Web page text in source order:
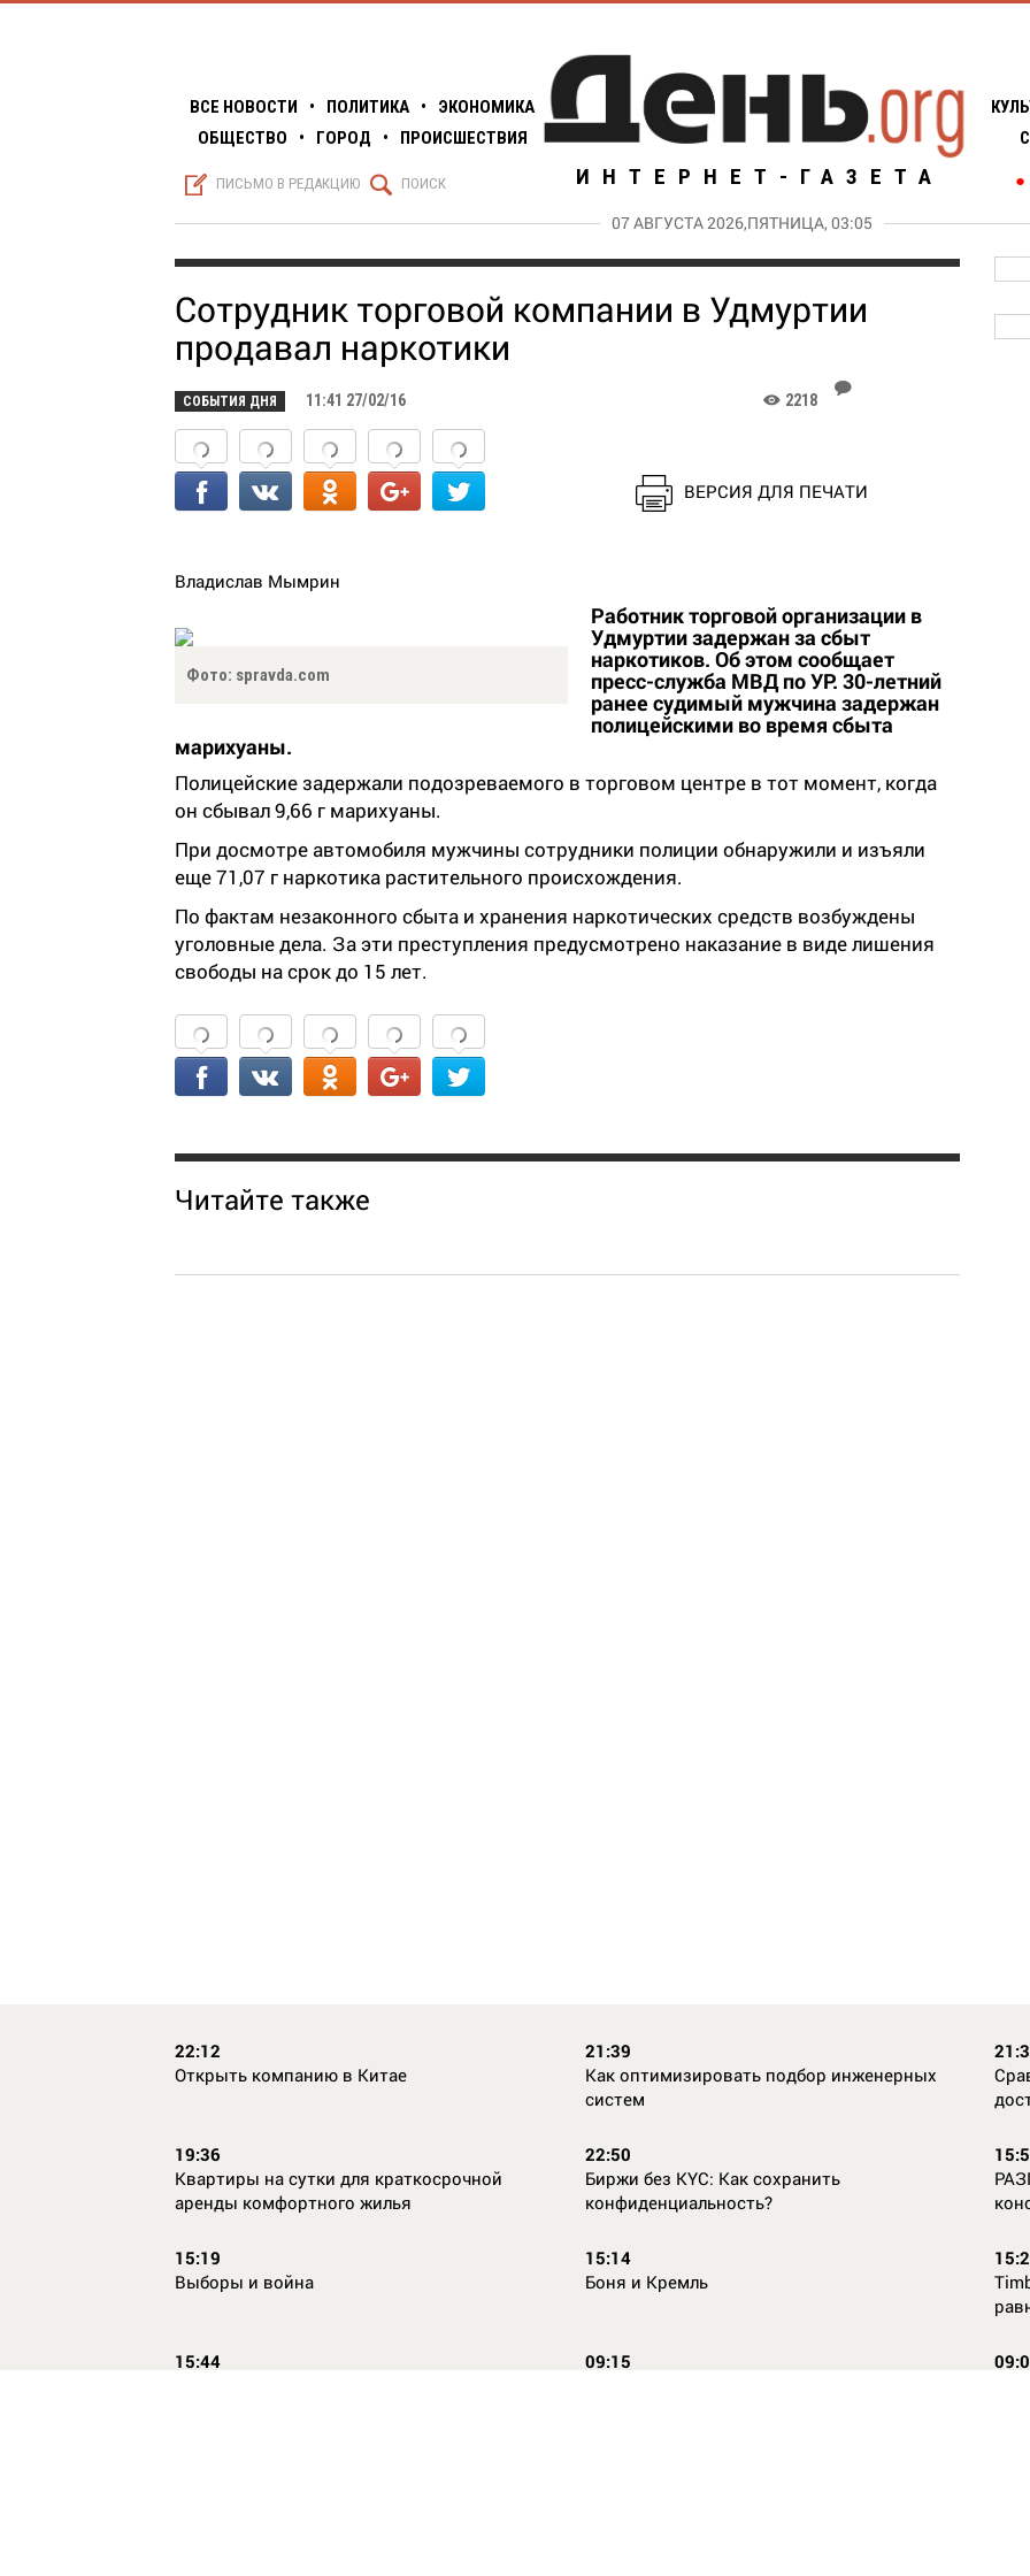
ВСЕ НОВОСТИ • ПОЛИТИКА •
ЭКОНОМИКА
ОБЩЕСТВО
• ГОРОД • ПРОИСШЕСТВИЯ
S ПИСЬМО В РЕДАКЦИЮ Q ПОИСК ИНТЕРНЕТ-ГАЗЕТА ●
07 АВГУСТА 2026,ПЯТНИЦА, 03:05
Сотрудник торговой компании в Удмуртии
продавал наркотики
СОБЫТИЯ ДНЯ 11:41 27/02/16 K 2218
J
ВЕРСИЯ ДЛЯ ПЕЧАТИ
Владислав Мымрин
Фото: spravda.com
Работник торговой организации в
Удмуртии задержан за сбыт
наркотиков. Об этом сообщает
пресс-служба МВД по УР. 30-летний
ранее судимый мужчина задержан
полицейскими во время сбыта
марихуаны.
Полицейские задержали подозреваемого в торговом центре в тот момент, когда
он сбывал 9,66 г марихуаны.
При досмотре автомобиля мужчины сотрудники полиции обнаружили и изъяли
еще 71,07 г наркотика растительного происхождения.
По фактам незаконного сбыта и хранения наркотических средств возбуждены
уголовные дела. За эти преступления предусмотрено наказание в виде лишения
свободы на срок до 15 лет.
Читайте также
22:12
Открыть компанию в Китае
21:39
Как оптимизировать подбор инженерных
систем
19:36
Квартиры на сутки для краткосрочной
аренды комфортного жилья
22:50
Биржи без KYC: Как сохранить
конфиденциальность?
15:19
Выборы и война
15:14
Боня и Кремль
15:44
09:15